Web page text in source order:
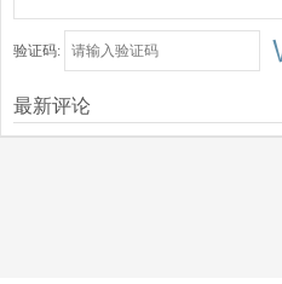
验证码:
最新评论